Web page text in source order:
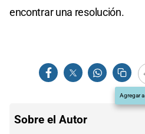
encontrar una resolución.
Agregar
Sobre el Autor